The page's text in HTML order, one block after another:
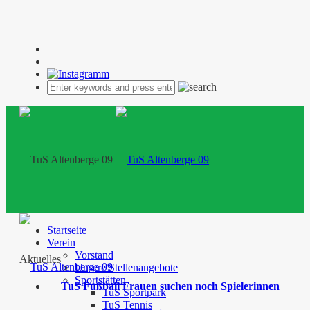
Startseite
Verein
Vorstand
Unsere Stellenangebote
Sportstätten
TuS Sportpark
TuS Tennis
Aktuelles
TuS Fußball Frauen suchen noch Spielerinnen